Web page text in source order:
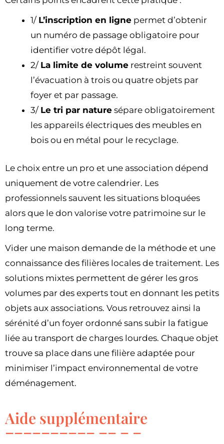
1/ L’inscription en ligne permet d’obtenir
un numéro de passage obligatoire pour
identifier votre dépôt légal.
2/ La limite de volume restreint souvent
l’évacuation à trois ou quatre objets par
foyer et par passage.
3/ Le tri par nature sépare obligatoirement
les appareils électriques des meubles en
bois ou en métal pour le recyclage.
Le choix entre un pro et une association dépend
uniquement de votre calendrier. Les
professionnels sauvent les situations bloquées
alors que le don valorise votre patrimoine sur le
long terme.
Vider une maison demande de la méthode et une
connaissance des filières locales de traitement. Les
solutions mixtes permettent de gérer les gros
volumes par des experts tout en donnant les petits
objets aux associations. Vous retrouvez ainsi la
sérénité d’un foyer ordonné sans subir la fatigue
liée au transport de charges lourdes. Chaque objet
trouve sa place dans une filière adaptée pour
minimiser l’impact environnemental de votre
déménagement.
Aide supplémentaire